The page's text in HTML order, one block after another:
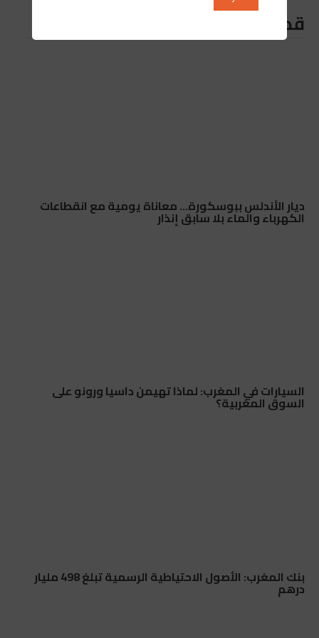
قد يعجبك ايضا
ديار الأندلس ببوسكورة… معاناة يومية مع انقطاعات
الكهرباء والماء بلا سابق إنذار
السيارات في المغرب: لماذا تهيمن داسيا ورونو على
السوق المغربية؟
بنك المغرب: الأصول الاحتياطية الرسمية تبلغ 498 مليار
درهم